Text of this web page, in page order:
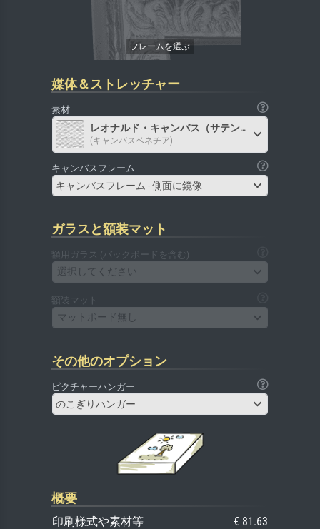
媒体＆ストレッチャー
素材
レオナルド・キャンバス（サテン）
(キャンバスベネチア)
キャンバスフレーム
キャンバスフレーム - 側面に鏡像
ガラスと額装マット
額用ガラス (バックボードを含む)
選択してください
額装マット
マットボード無し
その他のオプション
ピクチャーハンガー
のこぎりハンガー
概要
印刷様式や素材等
€ 81.63